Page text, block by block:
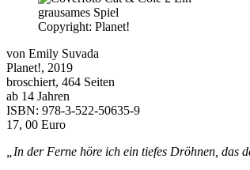
Copyright: Planet!
von Emily Suvada
Planet!, 2019
broschiert, 464 Seiten
ab 14 Jahren
ISBN: 978-3-522-50635-9
17, 00 Euro
„In der Ferne höre ich ein tiefes Dröhnen, das